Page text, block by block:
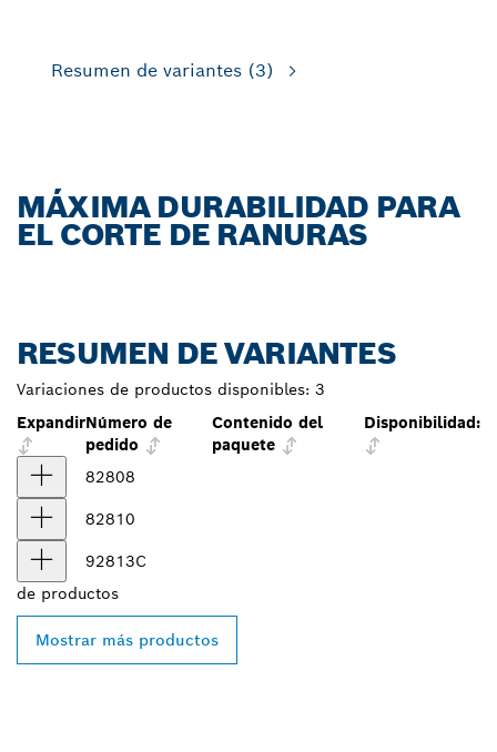
Resumen de variantes (3)
MÁXIMA DURABILIDAD PARA
EL CORTE DE RANURAS
RESUMEN DE VARIANTES
Variaciones de productos disponibles: 3
ExpandirNúmero de
pedido
Contenido del
paquete
Disponibilidad:
82808
82810
92813C
de productos
Mostrar más productos